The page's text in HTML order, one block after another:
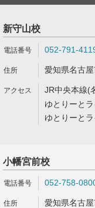
新守山校
052-791-
愛知県名古
JR中央本線(
ゆとりーと
ゆとりーと
小幡宮前校
052-758-
愛知県名古